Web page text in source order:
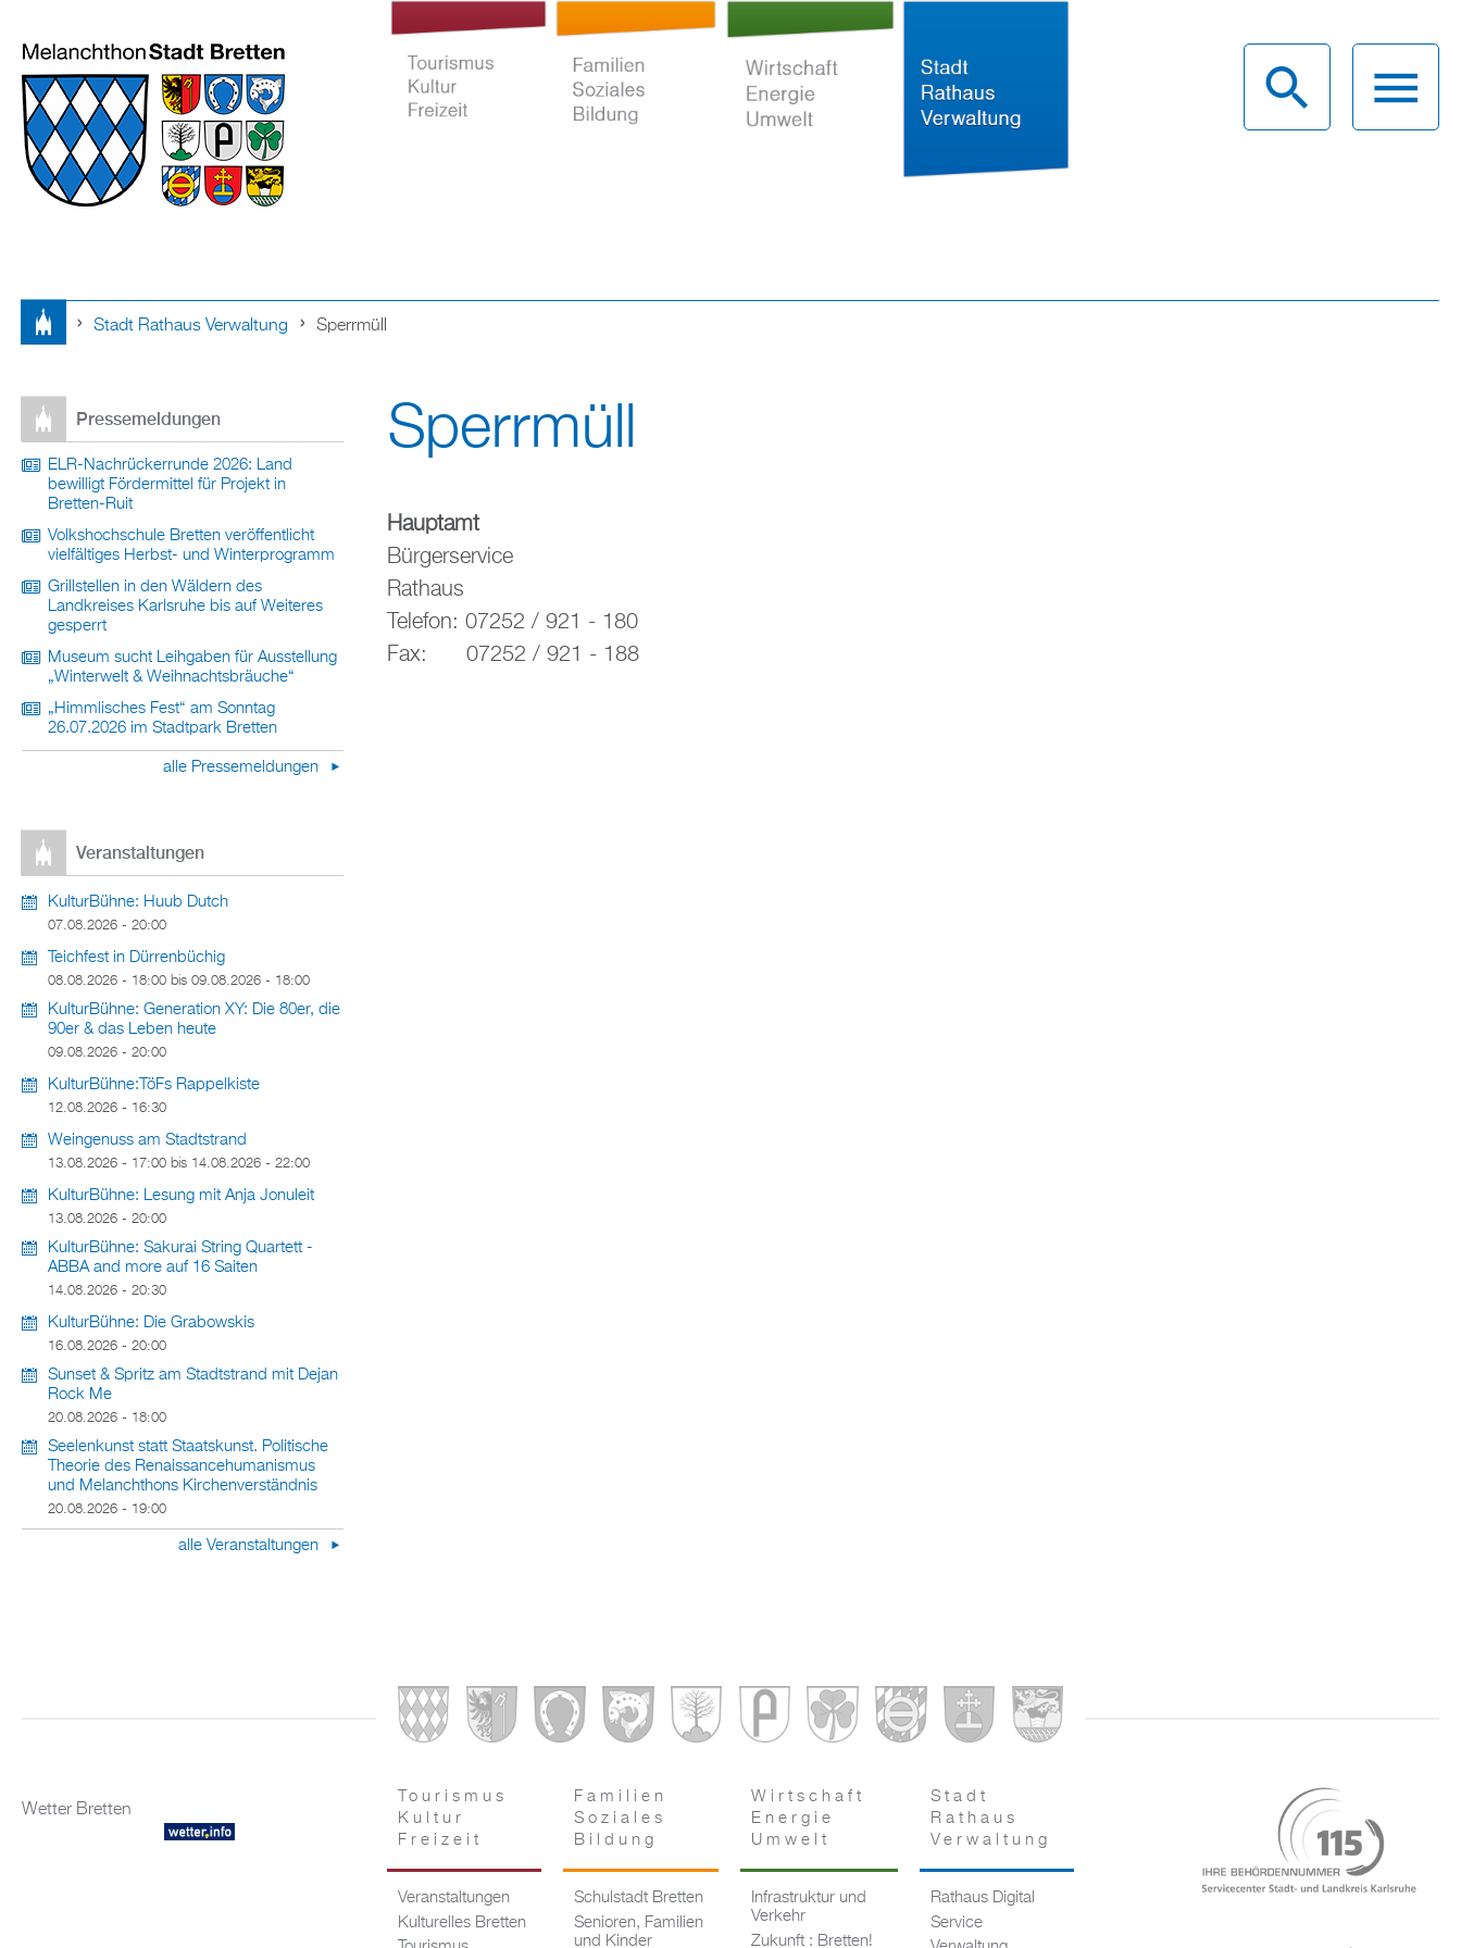
Inhalt
sind
hier
Stadt Rathaus Verwaltung Sperrmüll
Sperrmüll
Hauptamt
Bürgerservice
Rathaus
Telefon: 07252 / 921 - 180
Fax: 07252 / 921 - 188
Pressemeldungen
ELR-Nachrückerrunde 2026: Land
bewilligt Fördermittel für Projekt in
Bretten-Ruit
Volkshochschule Bretten veröffentlicht
vielfältiges Herbst- und Winterprogramm
Grillstellen in den Wäldern des
Landkreises Karlsruhe bis auf Weiteres
gesperrt
Museum sucht Leihgaben für Ausstellung
„Winterwelt & Weihnachtsbräuche“
„Himmlisches Fest“ am Sonntag
26.07.2026 im Stadtpark Bretten
alle Pressemeldungen
Veranstaltungen
KulturBühne: Huub Dutch
07.08.2026 - 20:00
Teichfest in Dürrenbüchig
08.08.2026 - 18:00 bis 09.08.2026 - 18:00
KulturBühne: Generation XY: Die 80er, die
90er & das Leben heute
09.08.2026 - 20:00
KulturBühne:TöFs Rappelkiste
12.08.2026 - 16:30
Weingenuss am Stadtstrand
13.08.2026 - 17:00 bis 14.08.2026 - 22:00
KulturBühne: Lesung mit Anja Jonuleit
13.08.2026 - 20:00
KulturBühne: Sakurai String Quartett -
ABBA and more auf 16 Saiten
14.08.2026 - 20:30
KulturBühne: Die Grabowskis
16.08.2026 - 20:00
Sunset & Spritz am Stadtstrand mit Dejan
Rock Me
20.08.2026 - 18:00
Seelenkunst statt Staatskunst. Politische
Theorie des Renaissancehumanismus
und Melanchthons Kirchenverständnis
20.08.2026 - 19:00
alle Veranstaltungen
Wetter Bretten
Tourismus
Kultur
Freizeit
Veranstaltungen
Kulturelles Bretten
Familien
Soziales
Bildung
Schulstadt Bretten
Senioren, Familien
und Kinder
Wirtschaft
Energie
Umwelt
Infrastruktur und
Verkehr
Zukunft : Bretten!
Stadt
Rathaus
Verwaltung
Rathaus Digital
Service